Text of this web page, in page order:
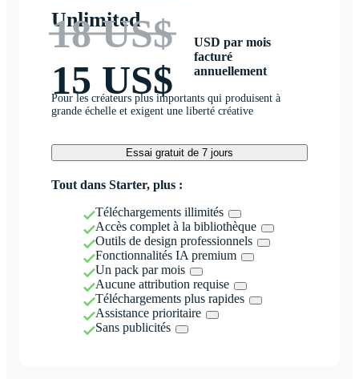
Unlimited
18 US$
15 US$
USD par mois
facturé
annuellement
Pour les créateurs plus importants qui produisent à
grande échelle et exigent une liberté créative
Essai gratuit de 7 jours
Tout dans Starter, plus :
Téléchargements illimités
Accès complet à la bibliothèque
Outils de design professionnels
Fonctionnalités IA premium
Un pack par mois
Aucune attribution requise
Téléchargements plus rapides
Assistance prioritaire
Sans publicités